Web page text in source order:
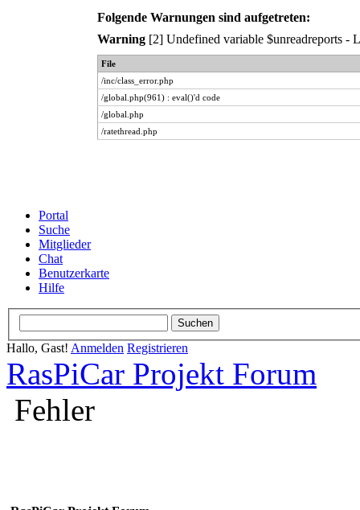
Folgende Warnungen sind aufgetreten:
Warning[2] Undefined variable $unreadreports -
File
/inc/class_error.php
/global.php(961) : eval()'d code
/global.php
/ratethread.php
Portal
Suche
Mitglieder
Chat
Benutzerkarte
Hilfe
Hallo, Gast! Anmelden Registrieren
RasPiCar Projekt Forum
Fehler